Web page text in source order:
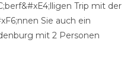
Trip mit der
Sie auch ein
mit 2 Personen